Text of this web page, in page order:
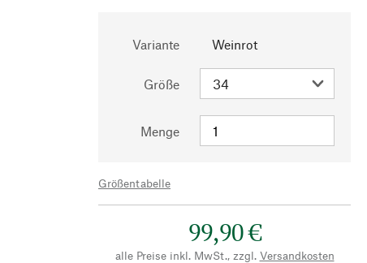
Variante Weinrot
Größe
Menge
Größentabelle
99,90 €
alle Preise inkl. MwSt., zzgl. Versandkosten